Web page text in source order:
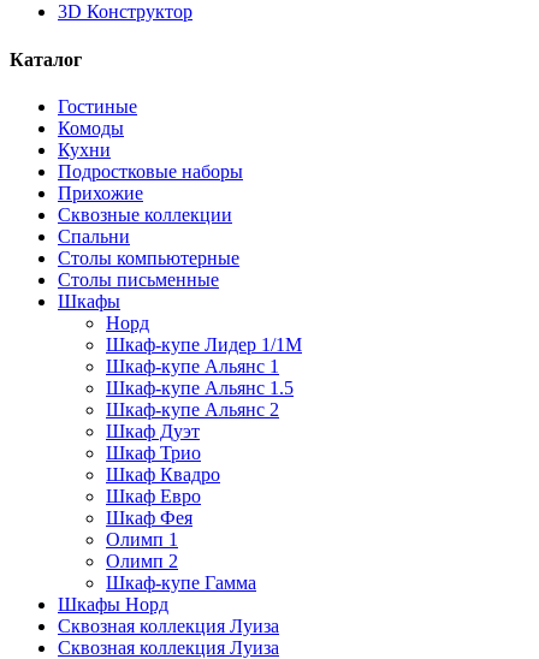
3D Конструктор
Каталог
Гостиные
Комоды
Кухни
Подростковые наборы
Прихожие
Сквозные коллекции
Спальни
Столы компьютерные
Столы письменные
Шкафы
Норд
Шкаф-купе Лидер 1/1М
Шкаф-купе Альянс 1
Шкаф-купе Альянс 1.5
Шкаф-купе Альянс 2
Шкаф Дуэт
Шкаф Трио
Шкаф Квадро
Шкаф Евро
Шкаф Фея
Олимп 1
Олимп 2
Шкаф-купе Гамма
Шкафы Норд
Сквозная коллекция Луиза
Сквозная коллекция Луиза